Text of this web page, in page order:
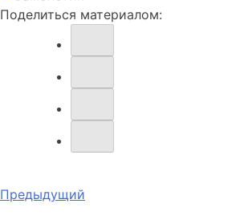
Поделиться материалом:
Навигация
Предыдущий